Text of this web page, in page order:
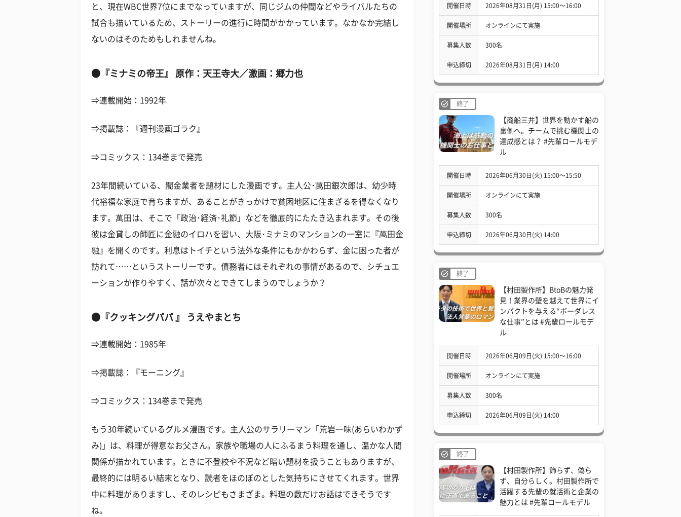
と、現在WBC世界7位にまでなっていますが、同じジムの仲間などやライバルたちの
試合も描いているため、ストーリーの進行に時間がかかっています。なかなか完結し
ないのはそのためもしれませんね。
●『ミナミの帝王』 原作：天王寺大／激画：郷力也
⇒連載開始：1992年
⇒掲載誌：『週刊漫画ゴラク』
⇒コミックス：134巻まで発売
23年間続いている、闇金業者を題材にした漫画です。主人公･萬田銀次郎は、幼少時
代裕福な家庭で育ちますが、あることがきっかけで貧困地区に住まざるを得なくなり
ます。萬田は、そこで「政治･経済･礼節」などを徹底的にたたき込まれます。その後
彼は金貸しの師匠に金融のイロハを習い、大阪･ミナミのマンションの一室に『萬田金
融』を開くのです。利息はトイチという法外な条件にもかかわらず、金に困った者が
訪れて……というストーリーです。債務者にはそれぞれの事情があるので、シチュエ
ーションが作りやすく、話が次々とできてしまうのでしょうか？
●『クッキングパパ 』 うえやまとち
⇒連載開始：1985年
⇒掲載誌：『モーニング』
⇒コミックス：134巻まで発売
もう30年続いているグルメ漫画です。主人公のサラリーマン「荒岩一味(あらいわかず
み)」は、料理が得意なお父さん。家族や職場の人にふるまう料理を通し、温かな人間
関係が描かれています。ときに不登校や不況など暗い題材を扱うこともありますが、
最終的には明るい結末となり、読者をほのぼのとした気持ちにさせてくれます。世界
中に料理がありますし、そのレシピもさまざま。料理の数だけお話はできそうです
ね。
開催日時 2026年08月31日(月) 15:00〜16:00
開催場所 オンラインにて実施
募集人数 300名
申込締切 2026年08月31日(月) 14:00
終了
【商船三井】世界を動かす船の
裏側へ。チームで挑む機関士の
達成感とは？ #先輩ロールモデ
ル
開催日時 2026年06月30日(火) 15:00〜15:50
開催場所 オンラインにて実施
募集人数 300名
申込締切 2026年06月30日(火) 14:00
終了
【村田製作所】BtoBの魅力発
見！業界の壁を越えて世界にイ
ンパクトを与える“ボーダレス
な仕事”とは #先輩ロールモデ
ル
開催日時 2026年06月09日(火) 15:00〜16:00
開催場所 オンラインにて実施
募集人数 300名
申込締切 2026年06月09日(火) 14:00
終了
【村田製作所】飾らず、偽ら
ず、自分らしく。村田製作所で
活躍する先輩の就活術と企業の
魅力とは #先輩ロールモデル